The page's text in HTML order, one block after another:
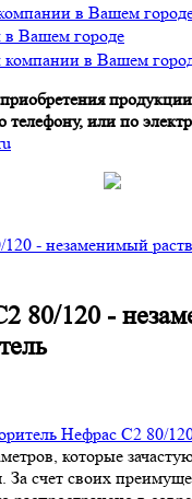
телефону, или по
- незаменимый
80/120 -
Нефрас С2 80/
которые
счет своих